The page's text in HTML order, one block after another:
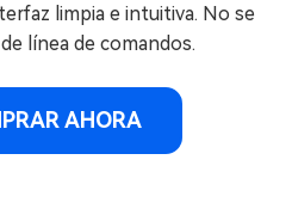
limpia e intuitiva. No se
línea de comandos.
AHORA